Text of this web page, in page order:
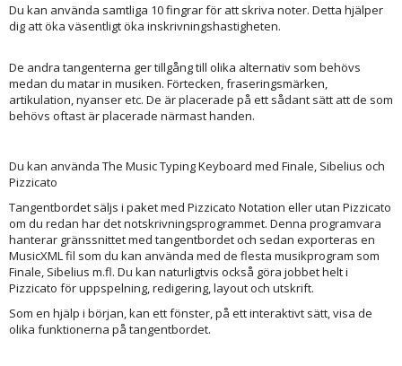
Du kan använda samtliga 10 fingrar för att skriva noter. Detta hjälper
dig att öka väsentligt öka inskrivningshastigheten.
De andra tangenterna ger tillgång till olika alternativ som behövs
medan du matar in musiken. Förtecken, fraseringsmärken,
artikulation, nyanser etc. De är placerade på ett sådant sätt att de som
behövs oftast är placerade närmast handen.
Du kan använda The Music Typing Keyboard med Finale, Sibelius och
Pizzicato
Tangentbordet säljs i paket med Pizzicato Notation eller utan Pizzicato
om du redan har det notskrivningsprogrammet. Denna programvara
hanterar gränssnittet med tangentbordet och sedan exporteras en
MusicXML fil som du kan använda med de flesta musikprogram som
Finale, Sibelius m.fl. Du kan naturligtvis också göra jobbet helt i
Pizzicato för uppspelning, redigering, layout och utskrift.
Som en hjälp i början, kan ett fönster, på ett interaktivt sätt, visa de
olika funktionerna på tangentbordet.